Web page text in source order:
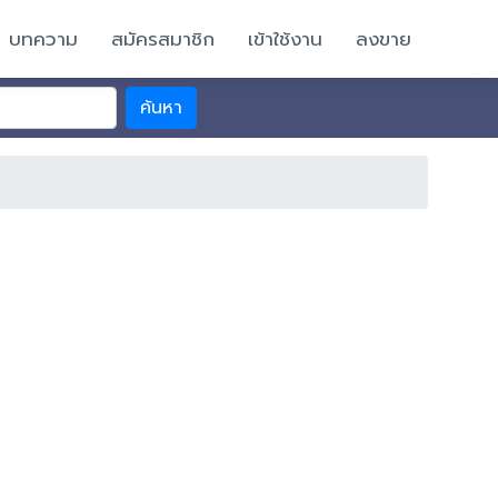
บทความ สมัครสมาชิก เข้าใช้งาน ลงขาย
ค้นหา